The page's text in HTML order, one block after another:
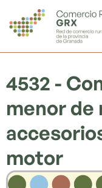
contenido
4532 -
menor de
motor